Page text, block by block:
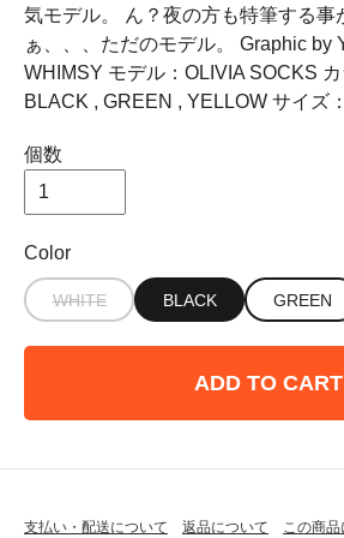
気モデル。 ん？夜の方も特筆する事
ぁ、、、ただのモデル。 Graphic by
WHIMSY モデル：OLIVIA SOCKS
BLACK , GREEN , YELLOW サイズ
個数
Color
WHITE BLACK GREEN
ADD TO CART
支払い・配送について 返品について この商